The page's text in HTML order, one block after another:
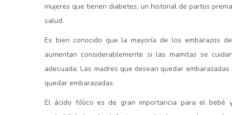
mujeres que tienen diabetes, un historial de partos
salud.
Es bien conocido que la mayoría de los embarazos
aumentan considerablemente si las mamitas se
adecuada. Las madres que desean quedar
quedar embarazadas.
El ácido fólico es de gran importancia para el bebé